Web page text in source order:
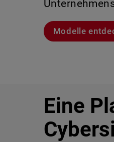
Modelle
sind.
CloudDR
Lernen Sie Rai
Lernen Sie
Eine